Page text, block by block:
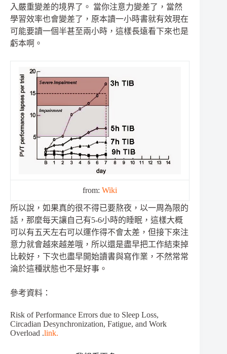
入嚴重變差的境界了。 當你注意力變差了，當然
學習效率也會變差了，原本讀一小時書就有效現在
可能要讀一個半甚至兩小時，這樣長遠看下來也是
虧本啊。
from: Wiki
所以說，如果真的很不得已要熬夜，以一周為限的
話，那麼每天讓自己有5-6小時的睡眠，這樣大概
可以有五天左右可以運作得不會太差，但接下來注
意力就會越來越差哦，所以還是盡早把工作結束掉
比較好，下次也盡早開始讀書與寫作業，不然常常
淪於這種狀態也不是好事。
參考資料：
Risk of Performance Errors due to Sleep Loss,
Circadian Desynchronization, Fatigue, and Work
Overload .link.